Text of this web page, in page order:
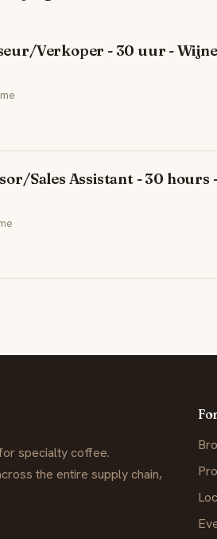
Verkoper - 30 uur -
Sales Assistant - 30 hours
specialty coffee.
the entire supply chain,